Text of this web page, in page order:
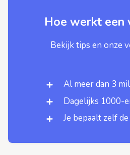
Hoe werkt een
Bekijk tips en onze
Al meer dan 3
Dagelijks 1000-
Je bepaalt zelf